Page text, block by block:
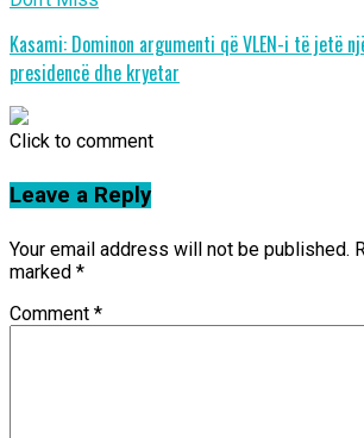
Kasami: Dominon argumenti që VLEN-i të jetë
presidencë dhe kryetar
Click to comment
Leave a Reply
Your email address will not be published.
marked *
Comment *